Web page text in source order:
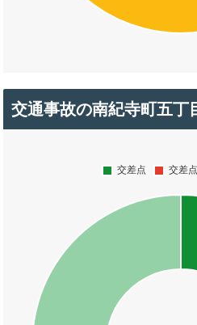
交通事故の南紀寺町五丁